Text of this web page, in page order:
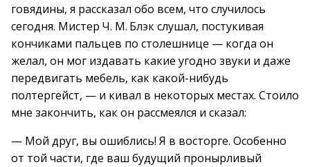
говядины, я рассказал обо всем, что случилось
сегодня. Мистер Ч. М. Блэк слушал, постукивая
кончиками пальцев по столешнице — когда он
желал, он мог издавать какие угодно звуки и даже
передвигать мебель, как какой-нибудь
полтергейст, — и кивал в некоторых местах. Стоило
мне закончить, как он рассмеялся и сказал:
— Мой друг, вы ошиблись! Я в восторге. Особенно
от той части, где ваш будущий пронырливый